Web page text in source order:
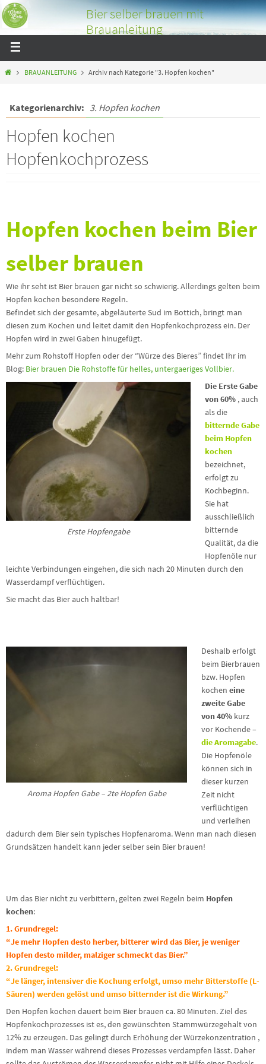
Bier selber brauen mit
Brauanleitung
BRAUANLEITUNG
Archiv nach Kategorie "3. Hopfen kochen"
Kategorienarchiv: 3. Hopfen kochen
Hopfen kochen
Hopfenkochprozess
Hopfen kochen beim Bier
selber brauen
Wie ihr seht ist Bier brauen gar nicht so schwierig. Allerdings gelten beim
Hopfen kochen besondere Regeln.
Befindet sich der gesamte, abgeläuterte Sud im Bottich, bringt man
diesen zum Kochen und leitet damit den Hopfenkochprozess ein. Der
Hopfen wird in zwei Gaben hinugefügt.
Mehr zum Rohstoff Hopfen oder der “Würze des Bieres” findet Ihr im
Blog: Bier brauen Die Rohstoffe für helles, untergaeriges Vollbier.
Erste Hopfengabe
Die Erste Gabe
von 60% , auch
als die
bitternde Gabe
beim Hopfen
kochen
bezeichnet,
erfolgt zu
Kochbeginn.
Sie hat
ausschließlich
bitternde
Qualität, da die
Hopfenöle nur
leichte Verbindungen eingehen, die sich nach 20 Minuten durch den
Wasserdampf verflüchtigen.
Sie macht das Bier auch haltbar!
Aroma Hopfen Gabe – 2te Hopfen Gabe
Deshalb erfolgt
beim Bierbrauen
bzw. Hopfen
kochen eine
zweite Gabe
von 40% kurz
vor Kochende –
die Aromagabe.
Die Hopfenöle
können sich in
dieser kurzen
Zeit nicht
verflüchtigen
und verleihen
dadurch dem Bier sein typisches Hopfenaroma. Wenn man nach diesen
Grundsätzen handelt kann jeder selber sein Bier brauen!
Um das Bier nicht zu verbittern, gelten zwei Regeln beim Hopfen
kochen:
1. Grundregel:
“Je mehr Hopfen desto herber, bitterer wird das Bier, je weniger
Hopfen desto milder, malziger schmeckt das Bier.”
2. Grundregel:
“Je länger, intensiver die Kochung erfolgt, umso mehr Bitterstoffe (L-
Säuren) werden gelöst und umso bitternder ist die Wirkung.”
Den Hopfen kochen dauert beim Bier brauen ca. 80 Minuten. Ziel des
Hopfenkochprozesses ist es, den gewünschten Stammwürzegehalt von
12% zu erzeugen. Das gelingt durch Erhöhung der Würzekonzentration ,
indem man Wasser während dieses Prozesses verdampfen lässt. Daher